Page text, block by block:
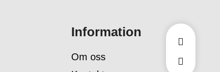
Information
Om oss